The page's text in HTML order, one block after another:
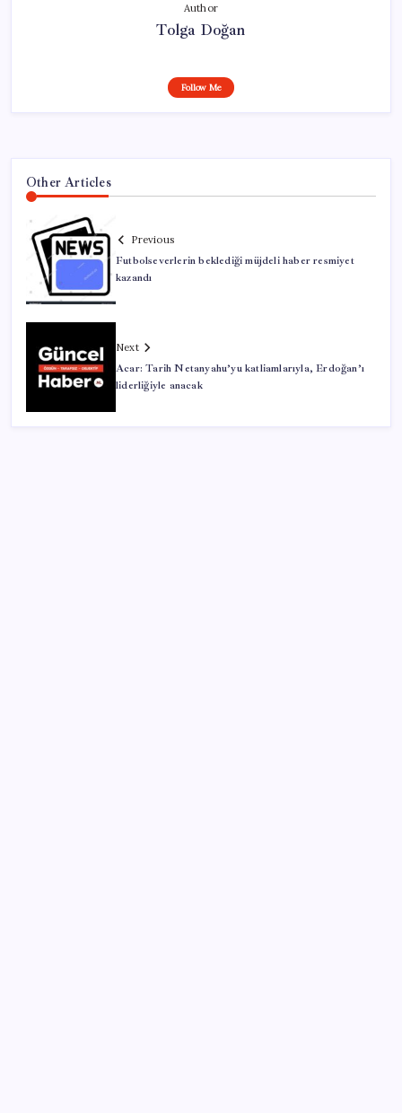
Author
Tolga Doğan
Follow Me
Other Articles
Previous
Futbolseverlerin beklediği müjdeli haber resmiyet
kazandı
Next
Acar: Tarih Netanyahu’yu katliamlarıyla, Erdoğan’ı
liderliğiyle anacak